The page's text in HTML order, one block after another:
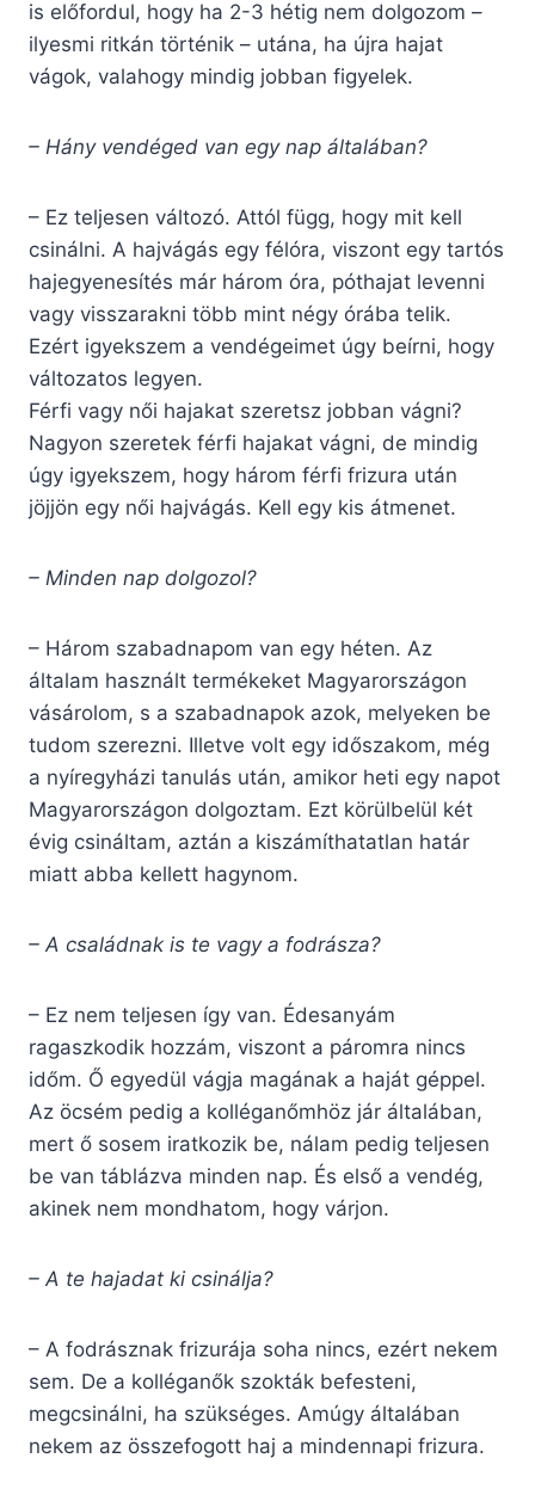
is előfordul, hogy ha 2-3 hétig nem dolgozom –
ilyesmi ritkán történik – utána, ha újra hajat
vágok, valahogy mindig jobban figyelek.
– Hány vendéged van egy nap általában?
– Ez teljesen változó. Attól függ, hogy mit kell
csinálni. A hajvágás egy félóra, viszont egy tartós
hajegyenesítés már három óra, póthajat levenni
vagy visszarakni több mint négy órába telik.
Ezért igyekszem a vendégeimet úgy beírni, hogy
változatos legyen.
Férfi vagy női hajakat szeretsz jobban vágni?
Nagyon szeretek férfi hajakat vágni, de mindig
úgy igyekszem, hogy három férfi frizura után
jöjjön egy női hajvágás. Kell egy kis átmenet.
– Minden nap dolgozol?
– Három szabadnapom van egy héten. Az
általam használt termékeket Magyarországon
vásárolom, s a szabadnapok azok, melyeken be
tudom szerezni. Illetve volt egy időszakom, még
a nyíregyházi tanulás után, amikor heti egy napot
Magyarországon dolgoztam. Ezt körülbelül két
évig csináltam, aztán a kiszámíthatatlan határ
miatt abba kellett hagynom.
– A családnak is te vagy a fodrásza?
– Ez nem teljesen így van. Édesanyám
ragaszkodik hozzám, viszont a páromra nincs
időm. Ő egyedül vágja magának a haját géppel.
Az öcsém pedig a kolléganőmhöz jár általában,
mert ő sosem iratkozik be, nálam pedig teljesen
be van táblázva minden nap. És első a vendég,
akinek nem mondhatom, hogy várjon.
– A te hajadat ki csinálja?
– A fodrásznak frizurája soha nincs, ezért nekem
sem. De a kolléganők szokták befesteni,
megcsinálni, ha szükséges. Amúgy általában
nekem az összefogott haj a mindennapi frizura.